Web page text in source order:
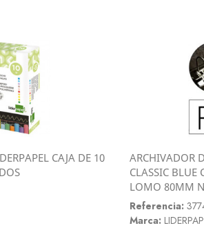
CAJA DE 10
ARCHIVADOR
CLASSIC BLUE
LOMO 80MM
Referencia:
Marca: